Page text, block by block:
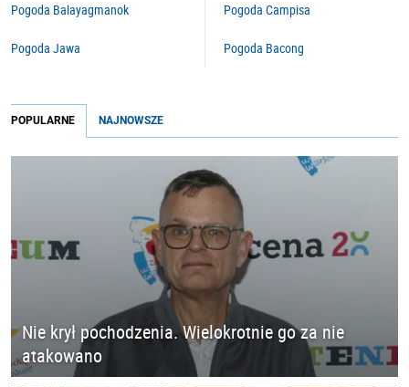
Pogoda Balayagmanok
Pogoda Jawa
Pogoda Campisa
Pogoda Bacong
POPULARNE NAJNOWSZE
Nie krył pochodzenia. Wielokrotnie go za nie
atakowano